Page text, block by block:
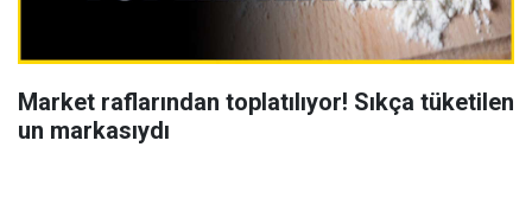
Market raflarından toplatılıyor! Sıkça tüketilen
un markasıydı